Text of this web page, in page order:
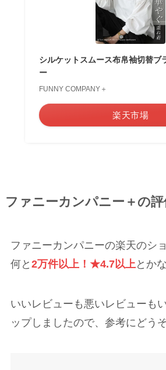
シルケットスムース布帛袖切替ブ
ー
FUNNY COMPANY＋
楽天市場
ファニーカンパニー＋の
ファニーカンパニーの楽天のシ
何と 2万件以上！★4.7以上とか
いいレビューも悪いレビューも
ップしましたので、参考にどうぞ